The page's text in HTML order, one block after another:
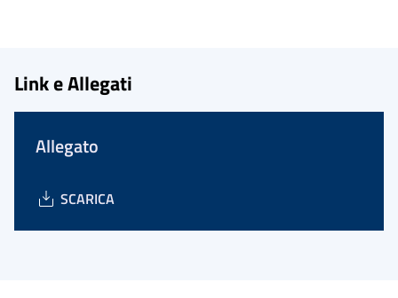
Link e Allegati
Allegato
SCARICA